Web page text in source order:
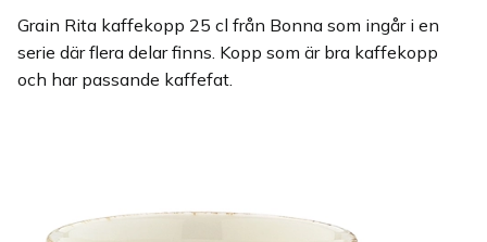
Grain Rita kaffekopp 25 cl från Bonna som ingår i en
serie där flera delar finns. Kopp som är bra kaffekopp
och har passande kaffefat.